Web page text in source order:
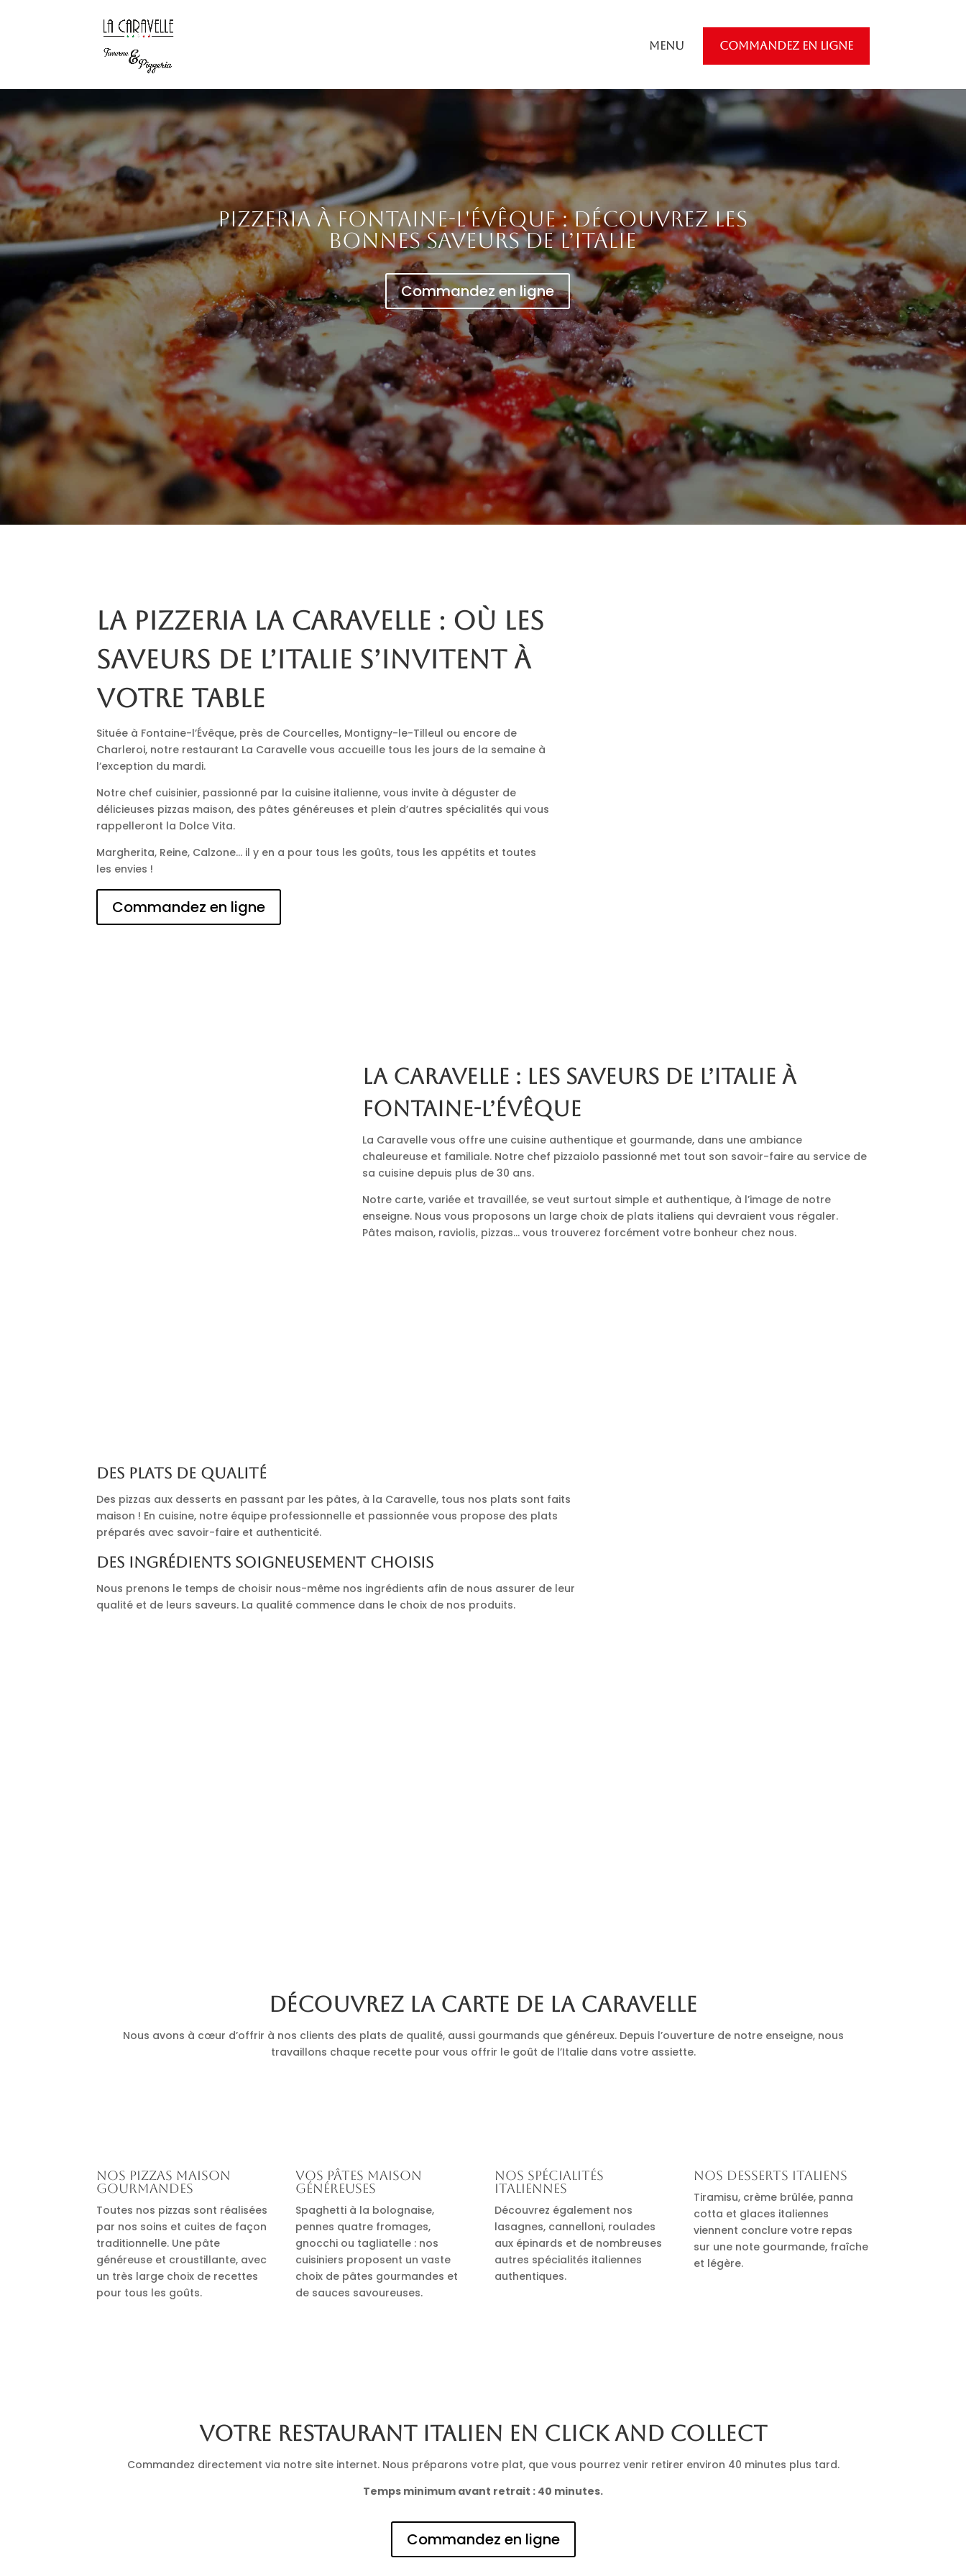
Menu COMMANDEZ EN LIGNE
Pizzeria à Fontaine-l'Évêque : découvrez les
bonnes saveurs de l’Italie
Commandez en ligne
La pizzeria La Caravelle : où les
saveurs de l’Italie s’invitent à
votre table
Située à Fontaine-l’Évêque, près de Courcelles, Montigny-le-Tilleul ou encore de
Charleroi, notre restaurant La Caravelle vous accueille tous les jours de la semaine à
l’exception du mardi.
Notre chef cuisinier, passionné par la cuisine italienne, vous invite à déguster de
délicieuses pizzas maison, des pâtes généreuses et plein d’autres spécialités qui vous
rappelleront la Dolce Vita.
Margherita, Reine, Calzone… il y en a pour tous les goûts, tous les appétits et toutes
les envies !
Commandez en ligne
La Caravelle : les saveurs de l’Italie à
Fontaine-l’Évêque
La Caravelle vous offre une cuisine authentique et gourmande, dans une ambiance
chaleureuse et familiale. Notre chef pizzaiolo passionné met tout son savoir-faire au service de
sa cuisine depuis plus de 30 ans.
Notre carte, variée et travaillée, se veut surtout simple et authentique, à l’image de notre
enseigne. Nous vous proposons un large choix de plats italiens qui devraient vous régaler.
Pâtes maison, raviolis, pizzas… vous trouverez forcément votre bonheur chez nous.
Des plats de qualité
Des pizzas aux desserts en passant par les pâtes, à la Caravelle, tous nos plats sont faits
maison ! En cuisine, notre équipe professionnelle et passionnée vous propose des plats
préparés avec savoir-faire et authenticité.
Des ingrédients soigneusement choisis
Nous prenons le temps de choisir nous-même nos ingrédients afin de nous assurer de leur
qualité et de leurs saveurs. La qualité commence dans le choix de nos produits.
Découvrez la carte de La Caravelle
Nous avons à cœur d’offrir à nos clients des plats de qualité, aussi gourmands que généreux. Depuis l’ouverture de notre enseigne, nous
travaillons chaque recette pour vous offrir le goût de l’Italie dans votre assiette.
Nos pizzas maison
gourmandes
Toutes nos pizzas sont réalisées
par nos soins et cuites de façon
traditionnelle. Une pâte
généreuse et croustillante, avec
un très large choix de recettes
pour tous les goûts.
Vos pâtes maison
généreuses
Spaghetti à la bolognaise,
pennes quatre fromages,
gnocchi ou tagliatelle : nos
cuisiniers proposent un vaste
choix de pâtes gourmandes et
de sauces savoureuses.
Nos spécialités
italiennes
Découvrez également nos
lasagnes, cannelloni, roulades
aux épinards et de nombreuses
autres spécialités italiennes
authentiques.
Nos desserts italiens
Tiramisu, crème brûlée, panna
cotta et glaces italiennes
viennent conclure votre repas
sur une note gourmande, fraîche
et légère.
Votre restaurant italien en click and collect
Commandez directement via notre site internet. Nous préparons votre plat, que vous pourrez venir retirer environ 40 minutes plus tard.
Temps minimum avant retrait : 40 minutes.
Commandez en ligne